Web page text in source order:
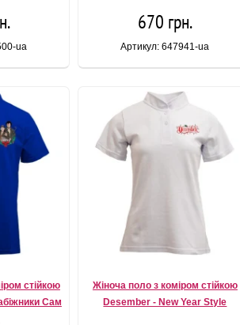
ua
670 грн.
Артикул: 647941-ua
стійкою
Сам
Жіноча поло з коміром стійкою
Desember - New Year Style